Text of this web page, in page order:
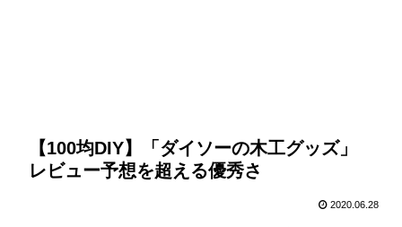
【100均DIY】「ダイソーの木工グッズ」
レビュー予想を超える優秀さ
2020.06.28